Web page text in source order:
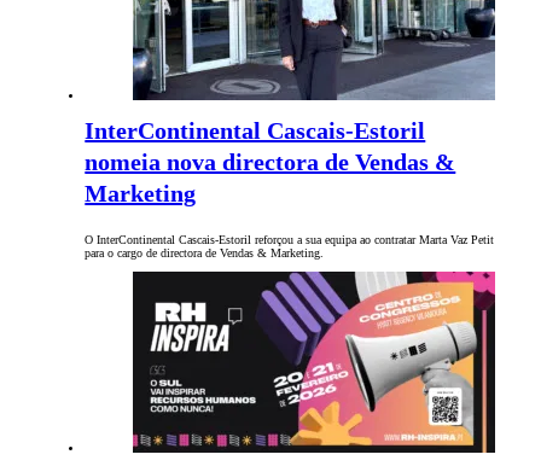
InterContinental Cascais-Estoril
nomeia nova directora de Vendas &
Marketing
O InterContinental Cascais-Estoril reforçou a sua equipa ao contratar Marta Vaz Petit
para o cargo de directora de Vendas & Marketing.